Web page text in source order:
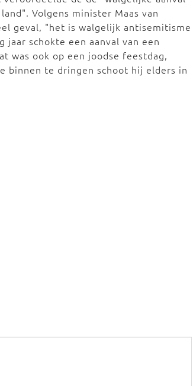
Volgens minister Maas van
geval, "het is walgelijk antisemitisme
schokte een aanval van een
was ook op een joodse feestdag,
binnen te dringen schoot hij elders in